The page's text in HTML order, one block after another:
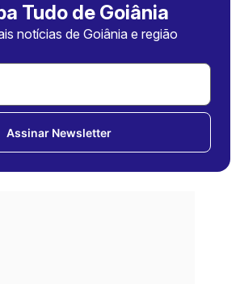
Tudo de Goiânia
notícias de Goiânia e região
Assinar Newsletter